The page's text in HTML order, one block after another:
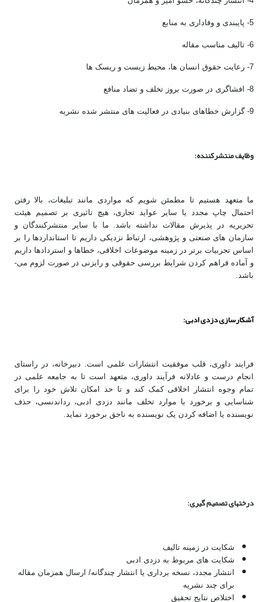
5- پایبندی و وفاداری به منابع
6- تالیف مناسب مقاله
7- رعایت حقوق انسان­ ها، محیط زیست و ریسک ها
8- افشاگری در صورت بروز تخلف و تضاد منافع
9- گزارش خطاهای بنیادی در فعالیت­ های منتشر شده نشریه
وظایف منتشرکننده:
ما متعهد هستیم تا مطمئن شویم که مواردی مانند تبلیغات، بالا رفتن
احتمال چاپ مجدد یا سایر عواید تجاری، هیچ تاثیری بر تصمیم هیئت
تحریریه در پذیرش مقالات نداشته باشد. ما با سایر منتشرکنندگان و
سازمان های صنعتی و پژوهشی، ارتباط نزدیکی داریم تا استانداردها را بر
اساس تجربیات برتر در زمینه موضوعات اخلاقی، خطاها و استردادها داریم
و آماده فراهم کردن شرایط بررسی حقوقی و رایزنی در صورت لزوم می­
باشد.
آشکارسازی دزدی ادبی:
فرایند داوری، قلب موفقیت انتشارات علمی است. دبیرخانه، در راستای
انجام درست و عادلانه فرآیند داوری، متعهد است تا به جامعه علمی در
تمام وجوه انتشار اخلاقی کمک کند و تا حد امکان تلاش خود را برای
شناسایی و برخورد با موارد تخلف مانند دزدی ادبی، رداندنسی، حذف
نویسنده یا اضافه کردن یک نویسنده به ناحق برخورد نماید.
درخت­های تصمیم ­گیری:
شکایت در زمینه تالیف
شکایت های مربوط به دزدی ادبی
انتشار مجدد، نسخه برداری یا انتشار چندگانه/ ارسال همزمان مقاله
برای چند نشریه
اختلاص نتایج تحقیق